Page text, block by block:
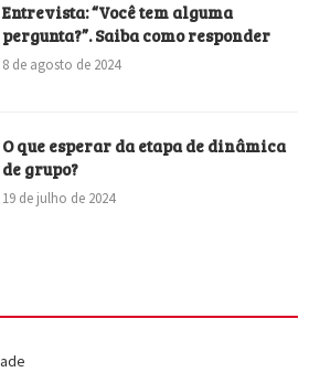
Entrevista: “Você tem alguma
pergunta?”. Saiba como responder
8 de agosto de 2024
O que esperar da etapa de dinâmica
de grupo?
19 de julho de 2024